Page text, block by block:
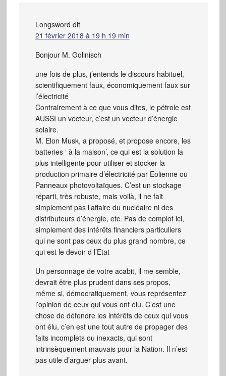
Longsword dit
21 février 2018 à 19 h 19 min
Bonjour M. Gollnisch
une fois de plus, j’entends le discours habituel,
scientifiquement faux, économiquement faux sur
l’électricité
Contrairement à ce que vous dites, le pétrole est
AUSSI un vecteur, c’est un vecteur d’énergie
solaire.
M. Elon Musk, a proposé, et propose encore, les
batteries ‘ à la maison’, ce qui est la solution la
plus intelligente pour utiliser et stocker la
production primaire d’électricité par Eolienne ou
Panneaux photovoltaïques. C’est un stockage
réparti, très robuste, mais voilà, il ne fait
simplement pas l’affaire du nucléaire ni des
distributeurs d’énergie, etc. Pas de complot ici,
simplement des intérêts financiers particuliers
qui ne sont pas ceux du plus grand nombre, ce
qui est le devoir d l’Etat
Un personnage de votre acabit, il me semble,
devrait être plus prudent dans ses propos,
même si, démocratiquement, vous représentez
l’opinion de ceux qui vous ont élu. C’est une
chose de défendre les intérêts de ceux qui vous
ont élu, c’en est une tout autre de propager des
faits incomplets ou inexacts, qui sont
intrinsèquement mauvais pour la Nation. Il n’est
pas utile d’arguer plus avant.